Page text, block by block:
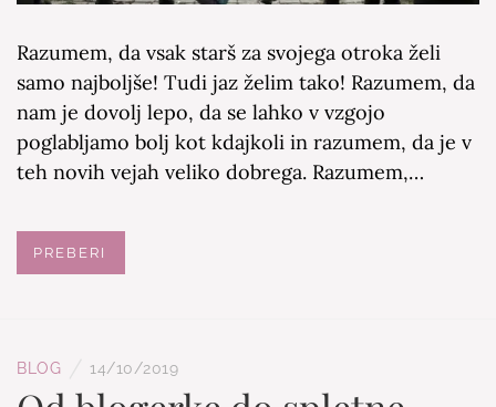
Razumem, da vsak starš za svojega otroka želi
samo najboljše! Tudi jaz želim tako! Razumem, da
nam je dovolj lepo, da se lahko v vzgojo
poglabljamo bolj kot kdajkoli in razumem, da je v
teh novih vejah veliko dobrega. Razumem,…
PREBERI
BLOG 14/10/2019